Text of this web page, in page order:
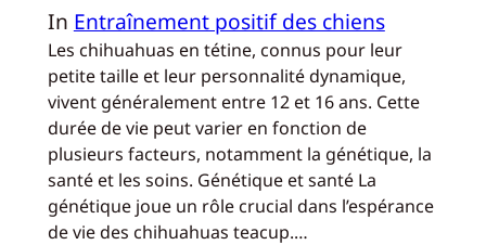
In Entraînement positif des chiens
Les chihuahuas en tétine, connus pour leur
petite taille et leur personnalité dynamique,
vivent généralement entre 12 et 16 ans. Cette
durée de vie peut varier en fonction de
plusieurs facteurs, notamment la génétique, la
santé et les soins. Génétique et santé La
génétique joue un rôle crucial dans l’espérance
de vie des chihuahuas teacup.…